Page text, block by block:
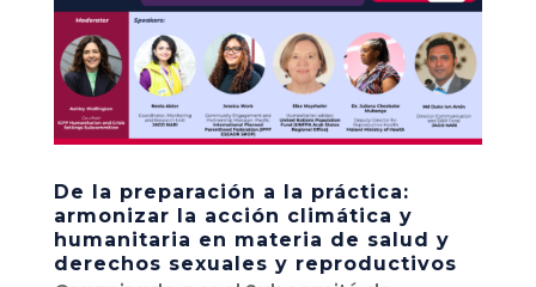
De la preparación a la práctica:
armonizar la acción climática y
humanitaria en materia de salud y
derechos sexuales y reproductivos